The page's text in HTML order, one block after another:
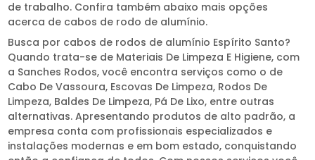
de trabalho. Confira também abaixo mais opções
acerca de cabos de rodo de alumínio.
Busca por cabos de rodos de alumínio Espírito Santo?
Quando trata-se de Materiais De Limpeza E Higiene, com
a Sanches Rodos, você encontra serviços como o de
Cabo De Vassoura, Escovas De Limpeza, Rodos De
Limpeza, Baldes De Limpeza, Pá De Lixo, entre outras
alternativas. Apresentando produtos de alto padrão, a
empresa conta com profissionais especializados e
instalações modernas e em bom estado, conquistando